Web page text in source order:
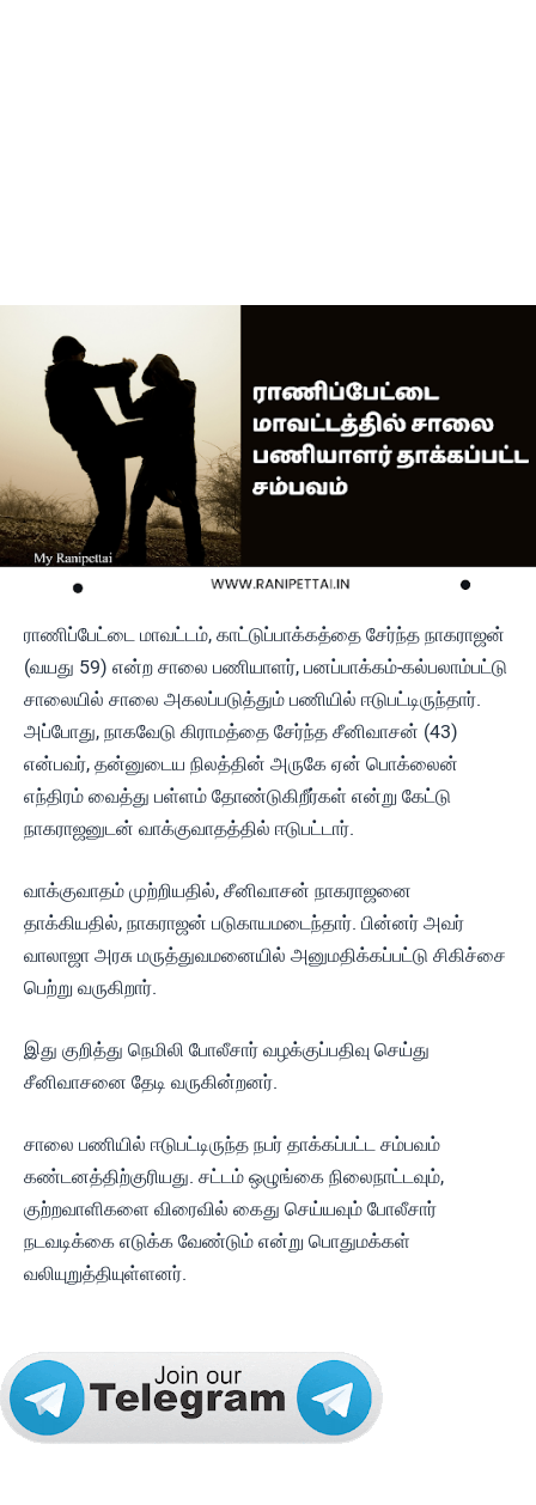
ராணிப்பேட்டை மாவட்டம், காட்டுப்பாக்கத்தை சேர்ந்த நாகராஜன்
(வயது 59) என்ற சாலை பணியாளர், பனப்பாக்கம்-கல்பலாம்பட்டு
சாலையில் சாலை அகலப்படுத்தும் பணியில் ஈடுபட்டிருந்தார்.
அப்போது, நாகவேடு கிராமத்தை சேர்ந்த சீனிவாசன் (43)
என்பவர், தன்னுடைய நிலத்தின் அருகே ஏன் பொக்லைன்
எந்திரம் வைத்து பள்ளம் தோண்டுகிறீர்கள் என்று கேட்டு
நாகராஜனுடன் வாக்குவாதத்தில் ஈடுபட்டார்.
வாக்குவாதம் முற்றியதில், சீனிவாசன் நாகராஜனை
தாக்கியதில், நாகராஜன் படுகாயமடைந்தார். பின்னர் அவர்
வாலாஜா அரசு மருத்துவமனையில் அனுமதிக்கப்பட்டு சிகிச்சை
பெற்று வருகிறார்.
இது குறித்து நெமிலி போலீசார் வழக்குப்பதிவு செய்து
சீனிவாசனை தேடி வருகின்றனர்.
சாலை பணியில் ஈடுபட்டிருந்த நபர் தாக்கப்பட்ட சம்பவம்
கண்டனத்திற்குரியது. சட்டம் ஒழுங்கை நிலைநாட்டவும்,
குற்றவாளிகளை விரைவில் கைது செய்யவும் போலீசார்
நடவடிக்கை எடுக்க வேண்டும் என்று பொதுமக்கள்
வலியுறுத்தியுள்ளனர்.